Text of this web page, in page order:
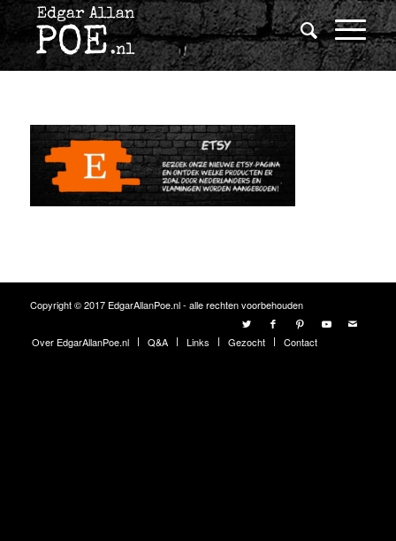
Copyright © 2017 EdgarAllanPoe.nl - alle rechten voorbehouden
Over EdgarAllanPoe.nl Q&A Links Gezocht Contact